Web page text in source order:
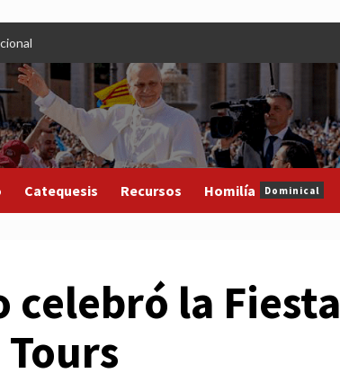
Catequesis Recursos Homilía Dominical
celebró la Fiesta